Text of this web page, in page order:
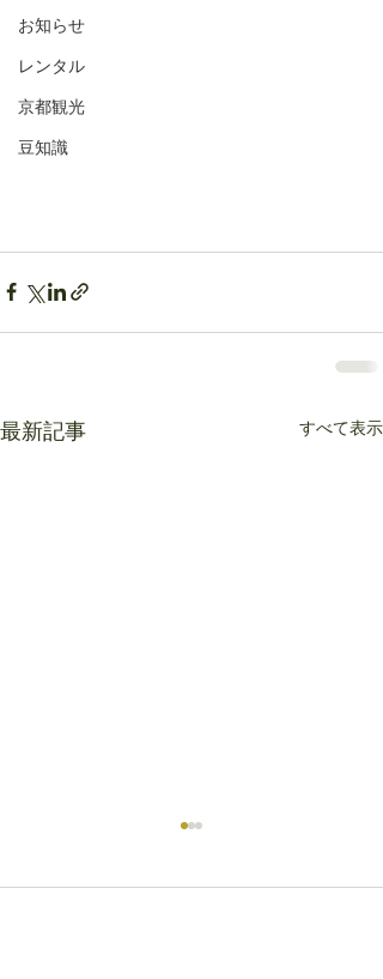
お知らせ
レンタル
京都観光
豆知識
最新記事 すべて表示